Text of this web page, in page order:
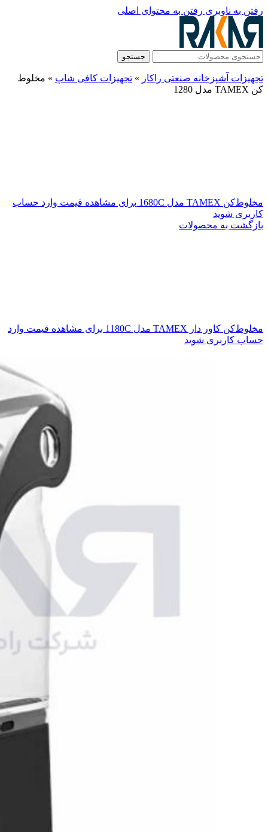
رفتن به ناوبری رفتن به محتوای اصلی
جستجو
تجهیزات آشپزخانه صنعتی راکار » تجهیزات کافی شاپ » مخلوط‌
کن TAMEX مدل 1280
مخلوط‌کن TAMEX مدل 1680C
برای مشاهده قیمت وارد حساب
کاربری شوید
بازگشت به محصولات
مخلوط‌کن کاور دار TAMEX مدل 1180C
برای مشاهده قیمت وارد
حساب کاربری شوید